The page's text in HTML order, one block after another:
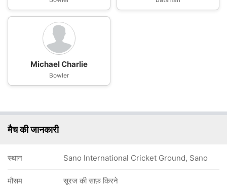
Michael Charlie
Bowler
मैच की जानकारी
स्थान Sano International Cricket Ground, Sano
मौसम सूरज की साफ़ किरने